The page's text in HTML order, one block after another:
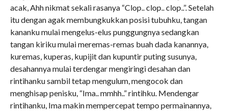
acak, Ahh nikmat sekali rasanya “Clop.. clop.. clop..”. Setelah
itu dengan agak membungkukkan posisi tubuhku, tangan
kananku mulai mengelus-elus punggungnya sedangkan
tangan kiriku mulai meremas-remas buah dada kanannya,
kuremas, kuperas, kupijit dan kupuntir puting susunya,
desahannya mulai terdengar mengiringi desahan dan
rintihanku sambil tetap mengulum, mengocok dan
menghisap penisku, “Ima.. mmhh..” rintihku. Mendengar
rintihanku, Ima makin mempercepat tempo permainannya,